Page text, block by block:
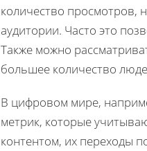
количество просмотров,
аудитории. Часто это
Также можно
большее количество
В цифровом мире,
метрик, которые
контентом, их переходы